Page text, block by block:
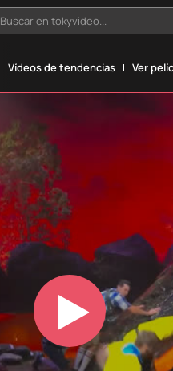
Buscar en tokyvideo...
Vídeos de tendencias Ver
Play